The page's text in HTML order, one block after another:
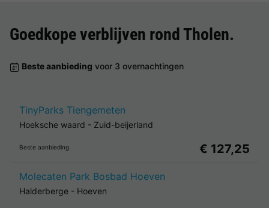
Goedkope verblijven rondTholen.
Beste aanbieding voor 3 overnachtingen
TinyParks Tiengemeten
Hoeksche waard - Zuid-beijerland
Beste aanbieding € 127,25
Molecaten Park Bosbad Hoeven
Halderberge - Hoeven